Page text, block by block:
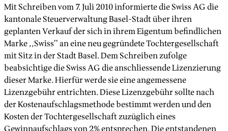
Mit Schreiben vom 7. Juli 2010 informierte die Swiss AG die
kantonale Steuerverwaltung Basel-Stadt über ihren
geplanten Verkauf der sich in ihrem Eigentum befindlichen
Marke ,,Swiss’’ an eine neu gegründete Tochtergesellschaft
mit Sitz in der Stadt Basel. Dem Schreiben zufolge
beabsichtige die Swiss AG die anschliessende Lizenzierung
dieser Marke. Hierfür werde sie eine angemessene
Lizenzgebühr entrichten. Diese Lizenzgebühr sollte nach
der Kostenaufschlagsmethode bestimmt werden und den
Kosten der Tochtergesellschaft zuzüglich eines